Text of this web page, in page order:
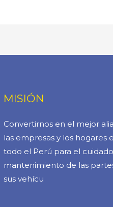
MISIÓN
Convertirnos en el mejor
las empresas y los hogares
todo el Perú para el
mantenimiento de las
sus vehícu